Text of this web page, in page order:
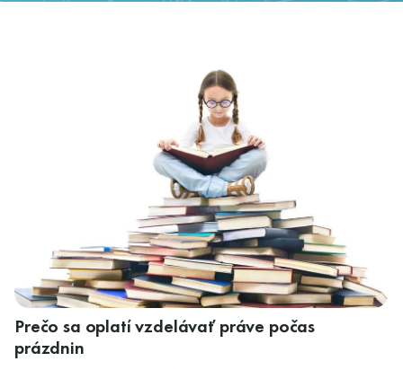
Prečo sa oplatí vzdelávať práve počas
prázdnin